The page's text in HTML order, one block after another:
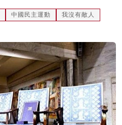
中國民主運動
我沒有敵人